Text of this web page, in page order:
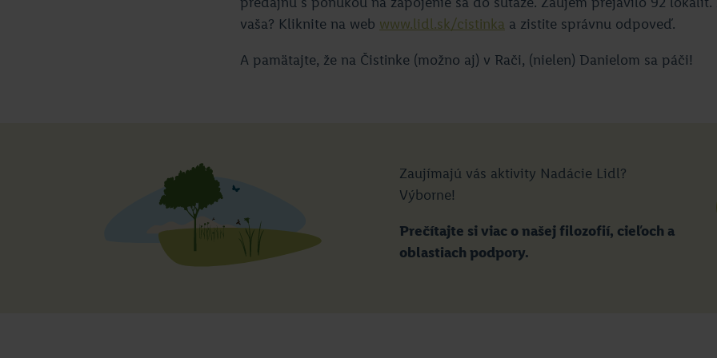
vaša? Kliknite na web www.lidl.sk/cistinka a zistite správnu odpoveď.
A pamätajte, že na Čistinke (možno aj) v Rači, (nielen) Danielom sa páči!
Zaujímajú vás aktivity Nadácie Lidl?
Výborne!
Prečítajte si viac o našej filozofií, cieľoch a
oblastiach podpory.